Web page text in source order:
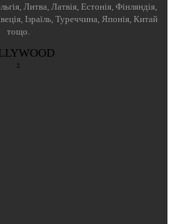
Литва, Латвія, Естонія, Фінляндія,
Ізраїль, Туреччина, Японія, Китай
тощо.